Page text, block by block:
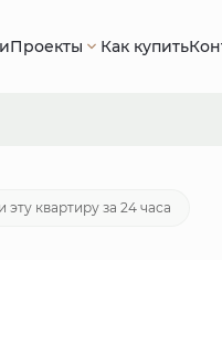
Проекты Как купить
Ипотекаот 25 707
эту квартиру за 24 часа